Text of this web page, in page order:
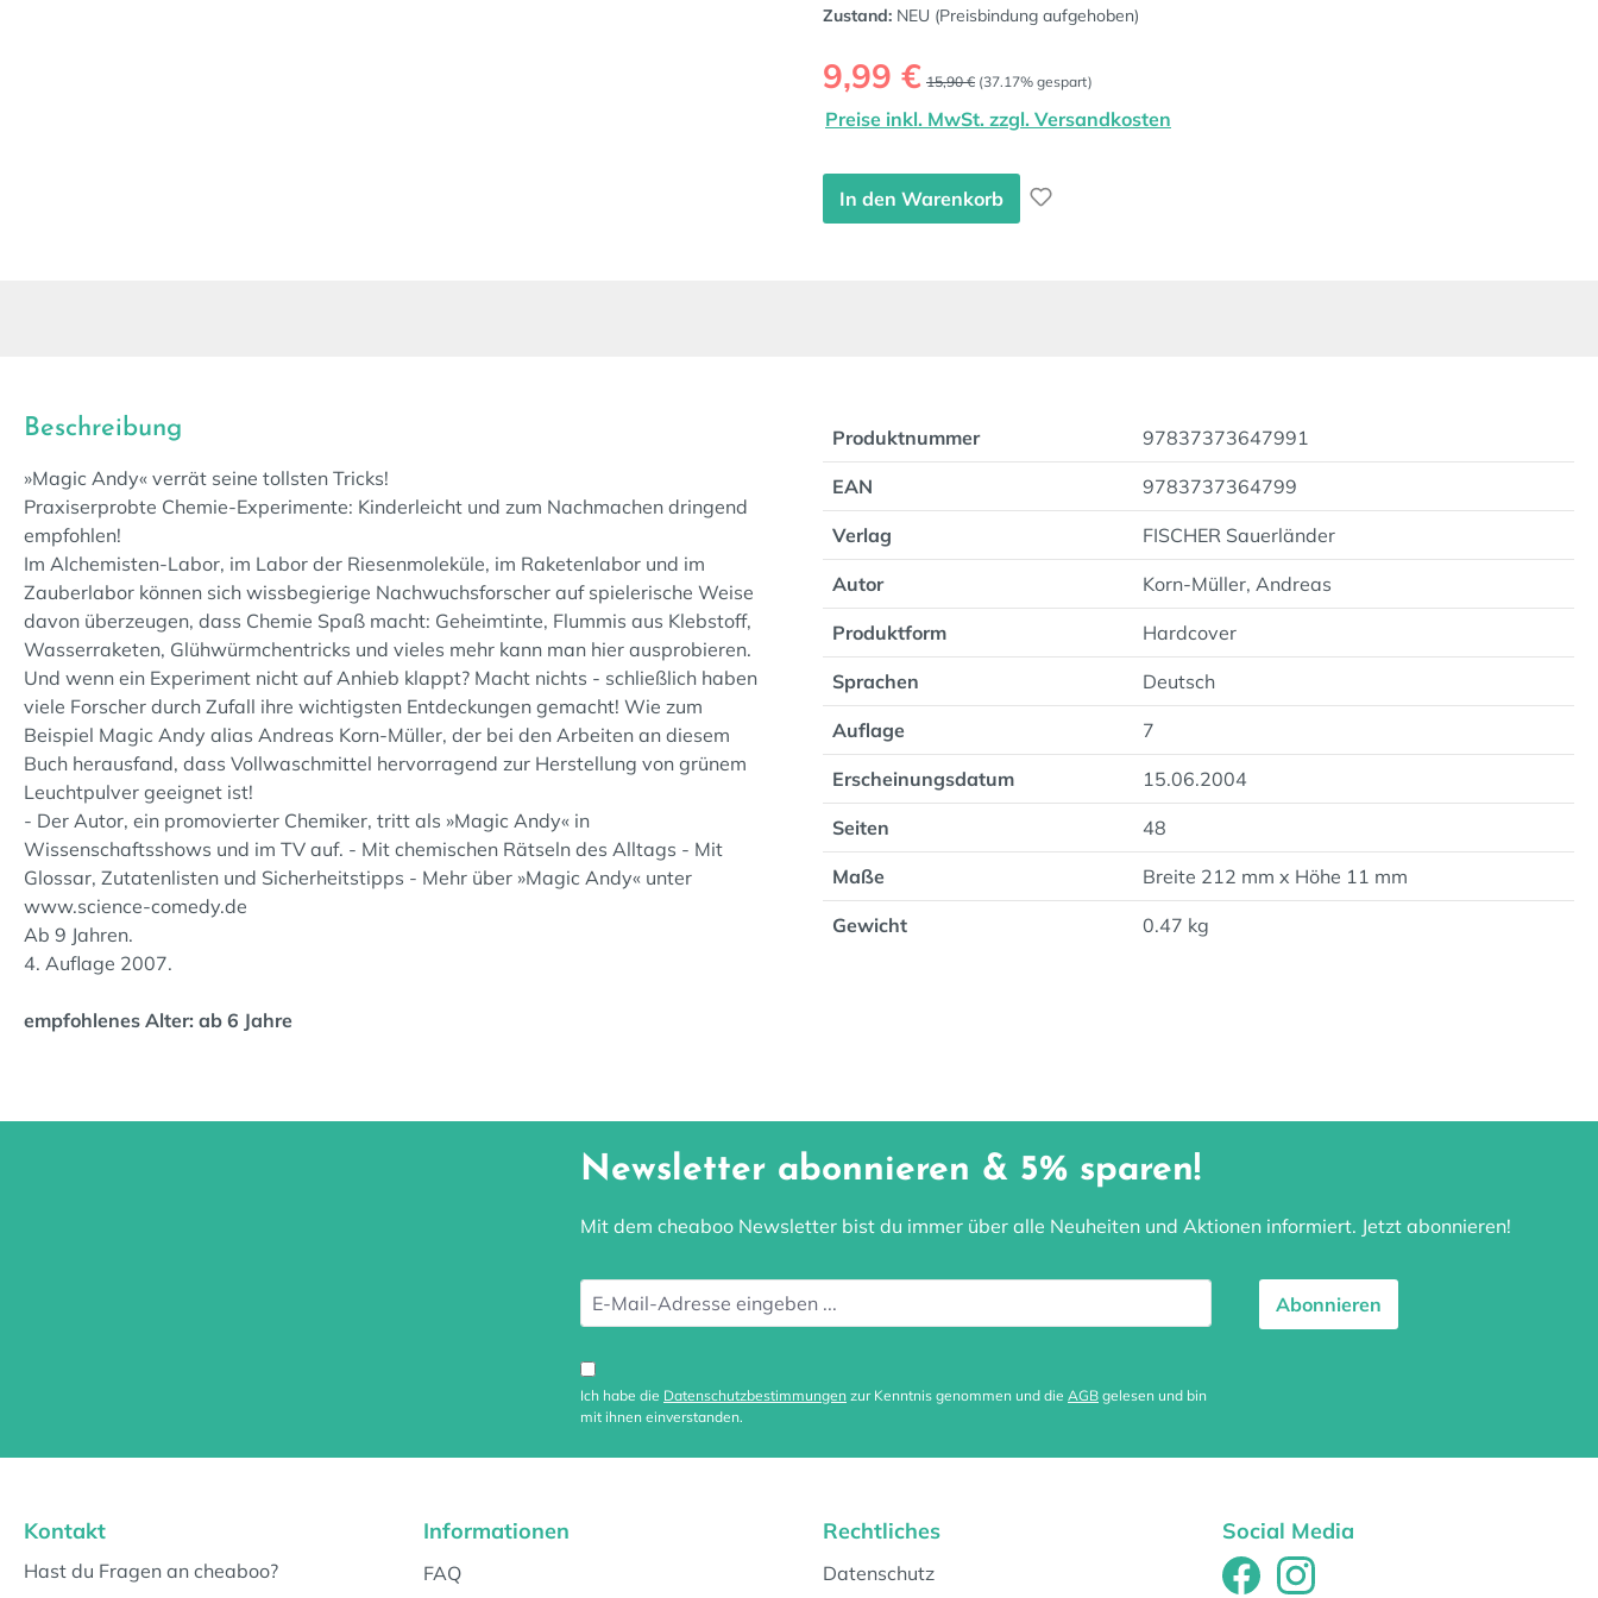
Zustand: NEU (Preisbindung aufgehoben)
Verkaufspreis:
9,99 € Regulärer Preis:
15,90 € (37.17% gespart)
Preise inkl. MwSt. zzgl. Versandkosten
In den Warenkorb
Beschreibung
»Magic Andy« verrät seine tollsten Tricks!
Praxiserprobte Chemie-Experimente: Kinderleicht und zum Nachmachen dringend
empfohlen!
Im Alchemisten-Labor, im Labor der Riesenmoleküle, im Raketenlabor und im
Zauberlabor können sich wissbegierige Nachwuchsforscher auf spielerische Weise
davon überzeugen, dass Chemie Spaß macht: Geheimtinte, Flummis aus Klebstoff,
Wasserraketen, Glühwürmchentricks und vieles mehr kann man hier ausprobieren.
Und wenn ein Experiment nicht auf Anhieb klappt? Macht nichts - schließlich haben
viele Forscher durch Zufall ihre wichtigsten Entdeckungen gemacht! Wie zum
Beispiel Magic Andy alias Andreas Korn-Müller, der bei den Arbeiten an diesem
Buch herausfand, dass Vollwaschmittel hervorragend zur Herstellung von grünem
Leuchtpulver geeignet ist!
- Der Autor, ein promovierter Chemiker, tritt als »Magic Andy« in
Wissenschaftsshows und im TV auf. - Mit chemischen Rätseln des Alltags - Mit
Glossar, Zutatenlisten und Sicherheitstipps - Mehr über »Magic Andy« unter
www.science-comedy.de
Ab 9 Jahren.
4. Auflage 2007.
empfohlenes Alter: ab 6 Jahre
Produktnummer 97837373647991
EAN 9783737364799
Verlag FISCHER Sauerländer
Autor Korn-Müller, Andreas
Produktform Hardcover
Sprachen Deutsch
Auflage 7
Erscheinungsdatum 15.06.2004
Seiten 48
Maße Breite 212 mm x Höhe 11 mm
Gewicht 0.47 kg
Newsletter abonnieren & 5% sparen!
Mit dem cheaboo Newsletter bist du immer über alle Neuheiten und Aktionen informiert. Jetzt abonnieren!
Ich habe die Datenschutzbestimmungen zur Kenntnis genommen und die AGB gelesen und bin
mit ihnen einverstanden.
Abonnieren
Kontakt
Hast du Fragen an cheaboo?
Informationen
FAQ
Rechtliches
Datenschutz
Social Media